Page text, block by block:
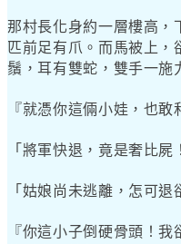
那村長化身約一層樓高，
匹前足有爪。而馬被上，
鬚，耳有雙蛇，雙手一施
『就憑你這倆小娃，也
「將軍快退，竟是奢比屍
「姑娘尚未逃離，怎可退
『你這小子倒硬骨頭！